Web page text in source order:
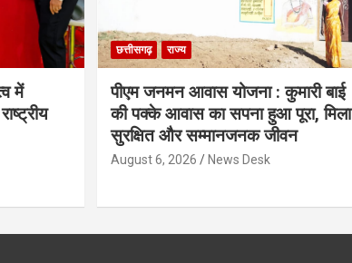
में
छत्तीसगढ़ राज्य
पीएम जनमन आवास योजना : कुमारी बाई
की पक्के आवास का सपना हुआ पूरा, मिला
सुरक्षित और सम्मानजनक जीवन
August 6, 2026 News Desk